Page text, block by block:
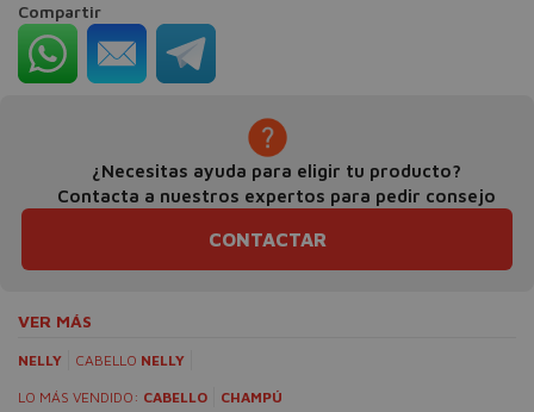
Compartir
¿Necesitas ayuda para eligir tu producto?
Contacta a nuestros expertos para pedir consejo
CONTACTAR
VER MÁS
NELLY CABELLO NELLY
LO MÁS VENDIDO: CABELLO CHAMPÚ